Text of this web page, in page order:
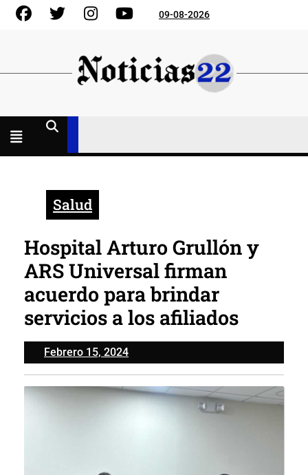
Skip
FacebookGorjeo InstagramYouTube09-08-2026
Salud
Hospital Arturo Grullón y
ARS Universal firman
acuerdo para brindar
servicios a los afiliados
Febrero 15, 2024Febrero
15,
2024